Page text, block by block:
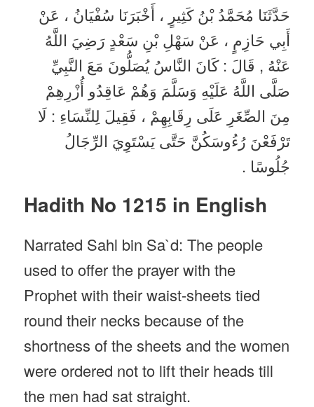
حَدَّثَنَا مُحَمَّدُ بْنُ كَثِيرٍ ، أَخْبَرَنَا سُفْيَانُ ، عَنْ
أَبِي حَازِمٍ ، عَنْ سَهْلِ بْنِ سَعْدٍ رَضِيَ اللَّهُ
عَنْهُ , قَالَ : كَانَ النَّاسُ يُصَلُّونَ مَعَ النَّبِيِّ
صَلَّى اللَّهُ عَلَيْهِ وَسَلَّمَ وَهُمْ عَاقِدُو أُزْرِهِمْ
مِنَ الصِّغَرِ عَلَى رِقَابِهِمْ ، فَقِيلَ لِلنِّسَاءِ : لَا
تَرْفَعْنَ رُءُوسَكُنَّ حَتَّى يَسْتَوِيَ الرِّجَالُ
جُلُوسًا .
Hadith No 1215 in English
Narrated Sahl bin Sa`d: The people
used to offer the prayer with the
Prophet with their waist-sheets tied
round their necks because of the
shortness of the sheets and the women
were ordered not to lift their heads till
the men had sat straight.